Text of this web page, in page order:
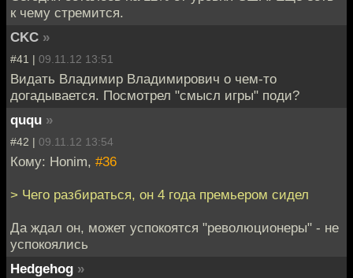
к чему стремится.
CKC »
#41 | 09.11.12 13:51
Видать Владимир Владимирович о чем-то
догадывается. Посмотрел "смысл игры" поди?
ququ »
#42 | 09.11.12 13:54
Кому: Honim, #36
> Чего разбираться, он 4 года премьером сидел
Да ждал он, может успокоятся "революционеры" - не
успокоялись
Hedgehog »